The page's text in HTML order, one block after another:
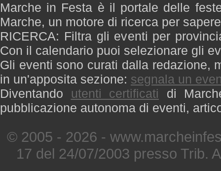
Marche in Festa è il portale delle
Marche, un motore di ricerca per
RICERCA: Filtra gli eventi per
Con il calendario puoi selezionare gli
Gli eventi sono curati dalla redazione,
in un'apposita sezione: segnala un
Diventando utenti certificati di
pubblicazione autonoma di eventi,
© 2005 - 2026 -
17 del 24/07/2003 presso Trib.